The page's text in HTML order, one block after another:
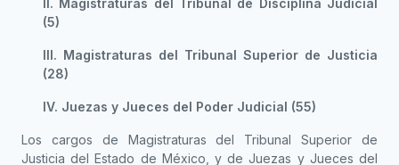
II. Magistraturas del Tribunal de Disciplina Judicial
(5)
III. Magistraturas del Tribunal Superior de Justicia
(28)
IV. Juezas y Jueces del Poder Judicial (55)
Los cargos de Magistraturas del Tribunal Superior de
Justicia del Estado de México, y de Juezas y Jueces del